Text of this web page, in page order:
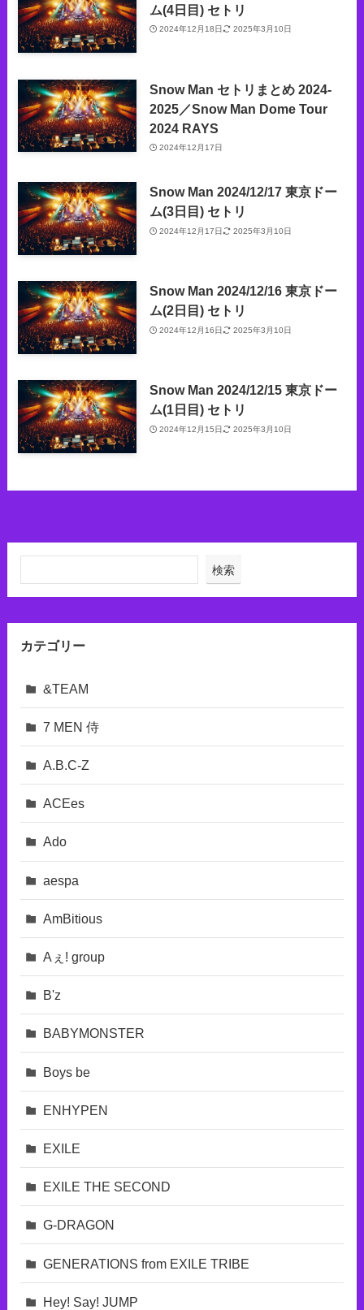
ム(4日目) セトリ
2024年12月18日 2025年3月10日
Snow Man セトリまとめ 2024-
2025／Snow Man Dome Tour
2024 RAYS
2024年12月17日
Snow Man 2024/12/17 東京ドー
ム(3日目) セトリ
2024年12月17日 2025年3月10日
Snow Man 2024/12/16 東京ドー
ム(2日目) セトリ
2024年12月16日 2025年3月10日
Snow Man 2024/12/15 東京ドー
ム(1日目) セトリ
2024年12月15日 2025年3月10日
検索
カテゴリー
&TEAM
7 MEN 侍
A.B.C-Z
ACEes
Ado
aespa
AmBitious
Aぇ! group
B'z
BABYMONSTER
Boys be
ENHYPEN
EXILE
EXILE THE SECOND
G-DRAGON
GENERATIONS from EXILE TRIBE
Hey! Say! JUMP